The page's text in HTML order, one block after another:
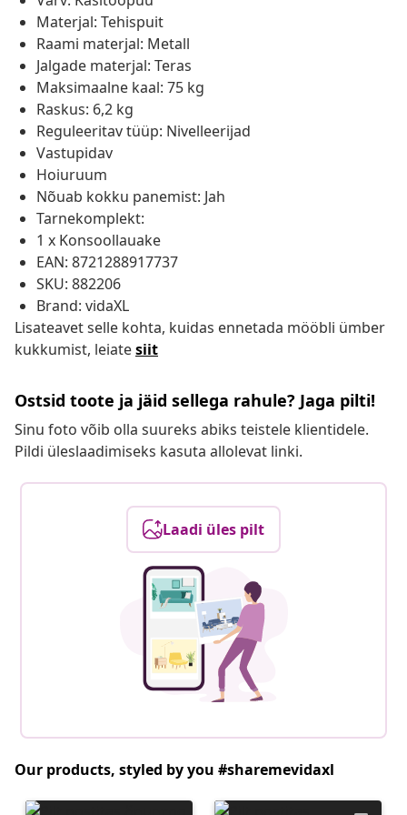
Materjal: Tehispuit
Raami materjal: Metall
Jalgade materjal: Teras
Maksimaalne kaal: 75 kg
Raskus: 6,2 kg
Reguleeritav tüüp: Nivelleerijad
Vastupidav
Hoiuruum
Nõuab kokku panemist: Jah
Tarnekomplekt:
1 x Konsoollauake
EAN: 8721288917737
SKU: 882206
Brand: vidaXL
Lisateavet selle kohta, kuidas ennetada mööbli ümber
kukkumist, leiatesiit
Ostsid toote ja jäid sellega rahule? Jaga pilti!
Sinu foto võib olla suureks abiks teistele klientidele.
Pildi üleslaadimiseks kasuta allolevat linki.
Laadi üles pilt
Our products, styled by you #sharemevidaxl